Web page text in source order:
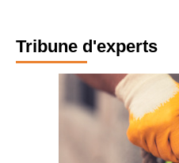
Tribune d'experts